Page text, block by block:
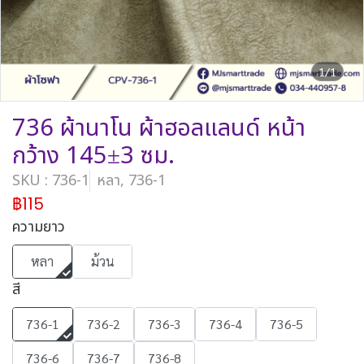
1/1
736 ผ้านาโน ผ้าฮอลแลนด์ หน้า
กว้าง 145±3 ซม.
SKU : 736-1 หลา, 736-1
฿115
ความยาว
หลา ม้วน
สี
736-1 736-2 736-3 736-4
736-5
736-6
736-7 736-8